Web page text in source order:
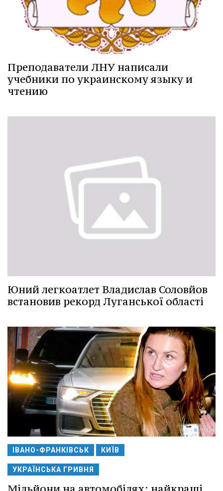
Преподаватели ЛНУ написали
учебники по украинскому языку и
чтению
Юний легкоатлет Владислав Соловйов
встановив рекорд Луганської області
ІВАНО-ФРАНКІВСЬК КИЇВ
УКРАЇНСЬКА ГРИВНЯ